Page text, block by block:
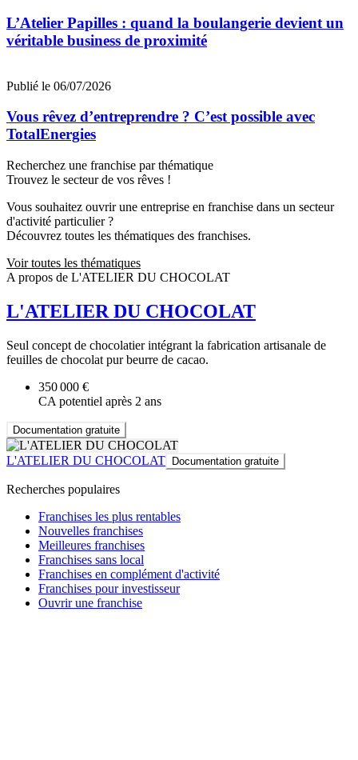
L’Atelier Papilles : quand la boulangerie devient un
véritable business de proximité
Publié le 06/07/2026
Vous rêvez d’entreprendre ? C’est possible avec
TotalEnergies
Recherchez une franchise par thématique
Trouvez le secteur de vos rêves !
Vous souhaitez ouvrir une entreprise en franchise dans un secteur
d'activité particulier ?
Découvrez toutes les thématiques des franchises.
Voir toutes les thématiques
A propos de L'ATELIER DU CHOCOLAT
L'ATELIER DU CHOCOLAT
Seul concept de chocolatier intégrant la fabrication artisanale de
feuilles de chocolat pur beurre de cacao.
350 000 €
CA potentiel après 2 ans
Documentation gratuite
L'ATELIER DU CHOCOLAT Documentation gratuite
Recherches populaires
Franchises les plus rentables
Nouvelles franchises
Meilleures franchises
Franchises sans local
Franchises en complément d'activité
Franchises pour investisseur
Ouvrir une franchise